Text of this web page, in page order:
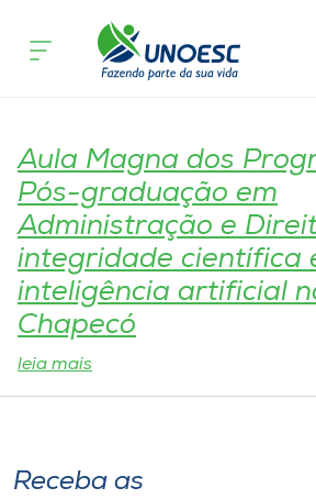
Cursos
Pesquisa
Atendimento ao Estudante
Portal de Ensino
Internacionalização
Tag:
Investigación
Universidad de Lima
Aula Magna dos
Pós-graduação em
Administração e
integridade científica
inteligência artificial
Chapecó
leia mais
Receba as